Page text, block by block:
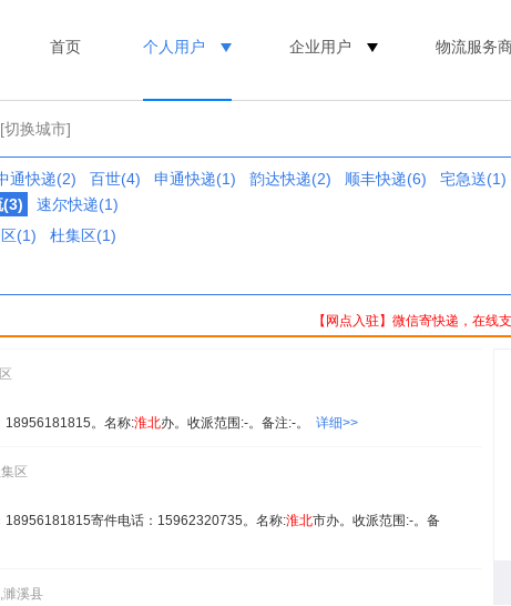
首页 个人用户 企业用户 物流服务
[切换城市]
通快递(2) 百世(4) 申通快递(1) 韵达快递(2) 顺丰快递(6) 宅急送(1)
(3)
速尔快递(1)
(1)
杜集区(1)
【网点入驻】微信寄快递，在线
18956181815。名称:淮北办。收派范围:-。备注:-。 详细>>
区
18956181815寄件电话：15962320735。名称:淮北市办。收派范围:-。备
濉溪县